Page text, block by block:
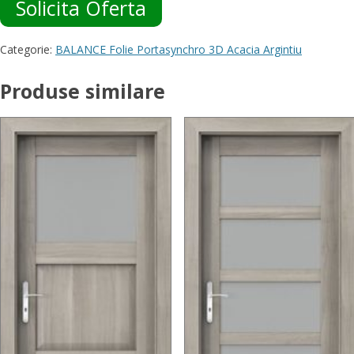
Solicita Oferta
Categorie: BALANCE Folie Portasynchro 3D Acacia Argintiu
Produse similare